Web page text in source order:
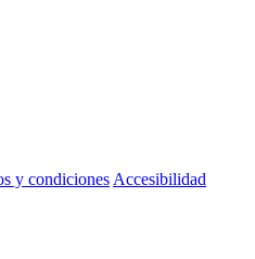
y condiciones Accesibilidad